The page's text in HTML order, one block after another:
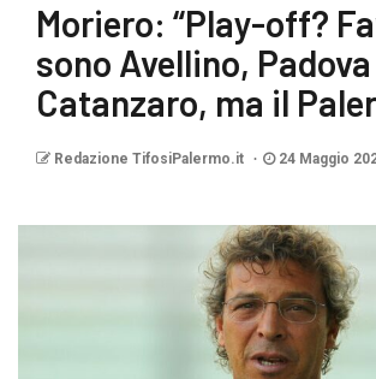
Moriero: “Play-off?
sono Avellino, Padova
Catanzaro, ma il
Redazione TifosiPalermo.it 24 Maggio